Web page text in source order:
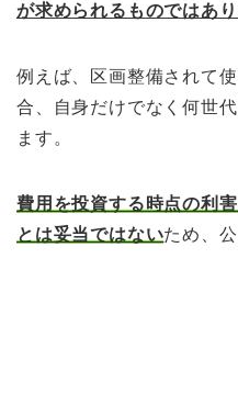
が求められるものではあり
例えば、区画整備されて
合、自身だけでなく何世
ます。
費用を投資する時点の利
とは妥当ではないため、